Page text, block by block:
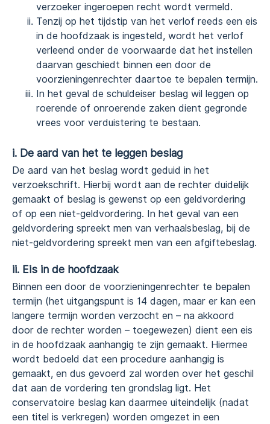
verzoeker ingeroepen recht wordt vermeld.
Tenzij op het tijdstip van het verlof reeds een eis
in de hoofdzaak is ingesteld, wordt het verlof
verleend onder de voorwaarde dat het instellen
daarvan geschiedt binnen een door de
voorzieningenrechter daartoe te bepalen termijn.
In het geval de schuldeiser beslag wil leggen op
roerende of onroerende zaken dient gegronde
vrees voor verduistering te bestaan.
i. De aard van het te leggen beslag
De aard van het beslag wordt geduid in het
verzoekschrift. Hierbij wordt aan de rechter duidelijk
gemaakt of beslag is gewenst op een geldvordering
of op een niet-geldvordering. In het geval van een
geldvordering spreekt men van verhaalsbeslag, bij de
niet-geldvordering spreekt men van een afgiftebeslag.
ii. Eis in de hoofdzaak
Binnen een door de voorzieningenrechter te bepalen
termijn (het uitgangspunt is 14 dagen, maar er kan een
langere termijn worden verzocht en – na akkoord
door de rechter worden – toegewezen) dient een eis
in de hoofdzaak aanhangig te zijn gemaakt. Hiermee
wordt bedoeld dat een procedure aanhangig is
gemaakt, en dus gevoerd zal worden over het geschil
dat aan de vordering ten grondslag ligt. Het
conservatoire beslag kan daarmee uiteindelijk (nadat
een titel is verkregen) worden omgezet in een